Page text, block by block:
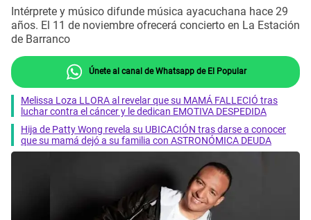
Intérprete y músico difunde música ayacuchana hace 29
años. El 11 de noviembre ofrecerá concierto en La Estación
de Barranco
Únete al canal de Whatsapp de El Popular
Melissa Loza LLORA al revelar que su MAMÁ FALLECIÓ tras
luchar contra el cáncer y le dedican EMOTIVA DESPEDIDA
Hija de Patty Wong revela su UBICACIÓN tras darse a conocer
que su mamá dejó a su familia con ASTRONÓMICA DEUDA